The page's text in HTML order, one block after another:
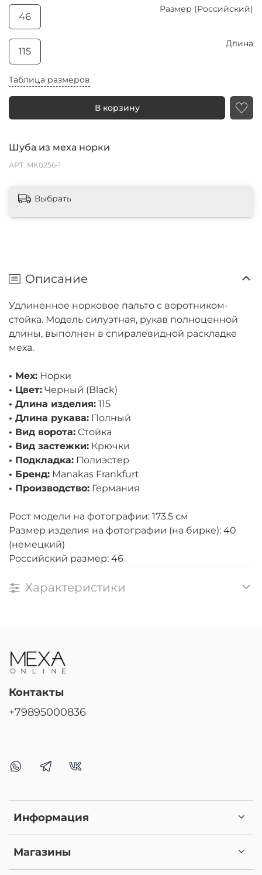
Шуба из меха норки
АРТ. MK0256-1
Таблица размеров
В корзину
Размер (Российский)
46
Длина
115
Выбрать
Описание
Удлиненное норковое пальто с воротником-
стойка. Модель силуэтная, рукав полноценной
длины, выполнен в спиралевидной раскладке
меха.
• Мех: Норки
• Цвет: Черный (Black)
• Длина изделия: 115
• Длина рукава: Полный
• Вид ворота: Стойка
• Вид застежки: Крючки
• Подкладка: Полиэстер
• Бренд: Manakas Frankfurt
• Производство: Германия
Рост модели на фотографии: 173.5 см
Размер изделия на фотографии (на бирке): 40
(немецкий)
Российский размер: 46
Характеристики
Информация
Магазины
Контакты
+79895000836